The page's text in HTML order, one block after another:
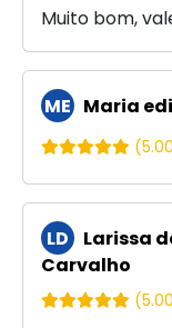
Muito bom,
ME Maria
LD
Larissa
Carvalho